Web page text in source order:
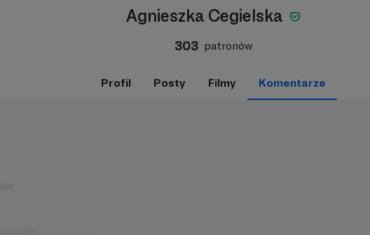
Agnieszka Cegielska
303 patronów
Profil Posty Filmy Komentarze